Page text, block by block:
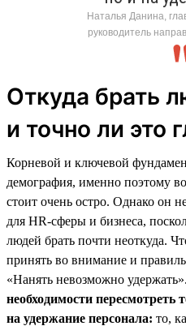
Наталья Данина,
руководитель
Откуда брать
и точно ли это
Корневой и ключевой
демография, именно поэтому
стоит очень остро. Однако он
для HR-сферы и бизнеса,
людей брать почти неоткуда.
принять во внимание и
«Нанять невозможно удержать».
необходимости
на удержание персонала: то,